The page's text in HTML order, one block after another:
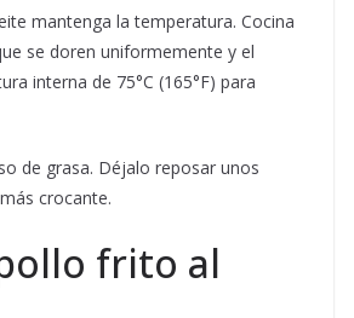
mantenga la temperatura. Cocina
se doren uniformemente y el
interna de 75°C (165°F) para
de grasa. Déjalo reposar unos
crocante.
frito al